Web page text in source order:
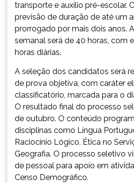
transporte e auxílio pré-escolar.
previsão de duração de até um
prorrogado por mais dois anos.
semanal será de 40 horas, com
horas diárias.
A seleção dos candidatos será
de prova objetiva, com caráter
classificatório, marcada para o
O resultado final do processo
de outubro. O conteúdo
disciplinas como Língua
Raciocínio Lógico, Ética no
Geografia. O processo seletivo
de pessoal para apoio em
Censo Demográfico.